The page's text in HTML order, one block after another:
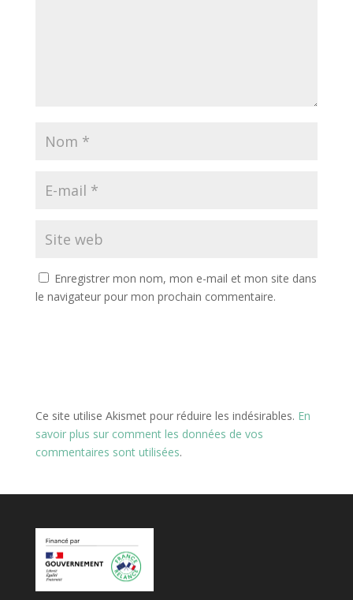
Enregistrer mon nom, mon e-mail et mon site dans
le navigateur pour mon prochain commentaire.
Ce site utilise Akismet pour réduire les indésirables. En
savoir plus sur comment les données de vos
commentaires sont utilisées.